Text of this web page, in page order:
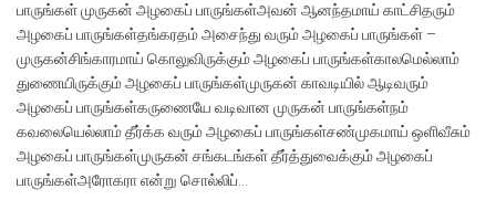
பாருங்கள் முருகன் அழகைப் பாருங்கள்அவன் ஆனந்தமாய் காட்சிதரும்
அழகைப் பாருங்கள்தங்கரதம் அசைந்து வரும் அழகைப் பாருங்கள் –
முருகன்சிங்காரமாய் கொலுவிருக்கும் அழகைப் பாருங்கள்காலமெல்லாம்
துணையிருக்கும் அழகைப் பாருங்கள்முருகன் காவடியில் ஆடிவரும்
அழகைப் பாருங்கள்கருணையே வடிவான முருகன் பாருங்கள்நம்
கவலையெல்லாம் தீர்க்க வரும் அழகைப் பாருங்கள்சண்முகமாய் ஒளிவீசும்
அழகைப் பாருங்கள்முருகன் சங்கடங்கள் தீர்த்துவைக்கும் அழகைப்
பாருங்கள்அரோகரா என்று சொல்லிப்...